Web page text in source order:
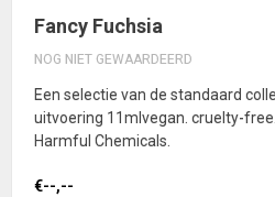
Fancy Fuchsia
NOG NIET GEWAARDEERD
Een selectie van de standaard
uitvoering 11mlvegan. cruelty-
Harmful Chemicals.
€--,--